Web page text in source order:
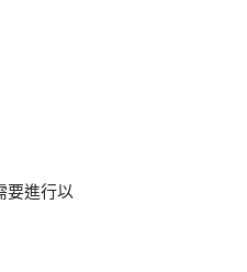
要進行以